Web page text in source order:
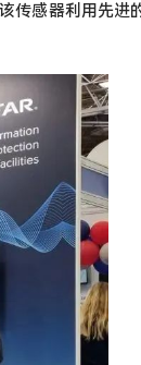
传感器利用先进